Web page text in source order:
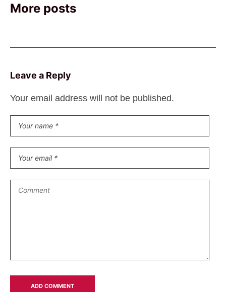
More posts
Leave a Reply
Your email address will not be published.